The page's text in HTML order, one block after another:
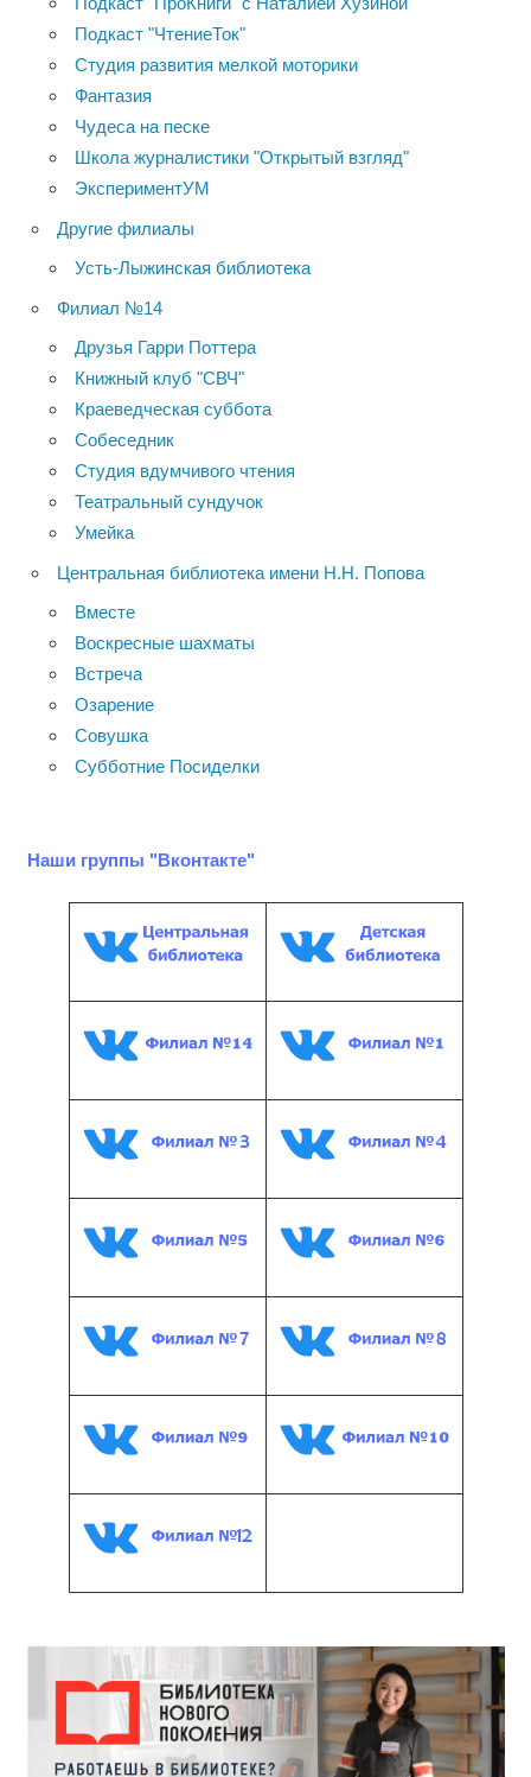
Подкаст "ЧтениеТок"
Студия развития мелкой моторики
Фантазия
Чудеса на песке
Школа журналистики "Открытый взгляд"
ЭкспериментУМ
Другие филиалы
Усть-Лыжинская библиотека
Филиал №14
Друзья Гарри Поттера
Книжный клуб "СВЧ"
Краеведческая суббота
Собеседник
Студия вдумчивого чтения
Театральный сундучок
Умейка
Центральная библиотека имени Н.Н. Попова
Вместе
Воскресные шахматы
Встреча
Озарение
Совушка
Субботние Посиделки
Наши группы "Вконтакте"